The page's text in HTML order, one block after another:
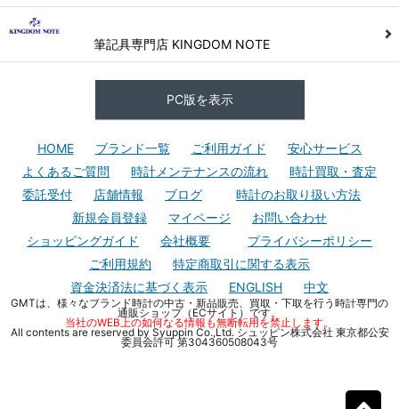
筆記具専門店 KINGDOM NOTE
PC版を表示
HOME ブランド一覧 ご利用ガイド
安心サービス
よくあるご質問
時計メンテナンスの流れ
時計買取・査定
委託受付
店舗情報 ブログ
時計のお取り扱い方法
新規会員登録
マイページ
お問い合わせ
ショッピングガイド
会社概要
プライバシーポリシー
ご利用規約
特定商取引に関する表示
資金決済法に基づく表示
ENGLISH 中文
GMTは、様々なブランド時計の中古・新品販売、買取・下取を行う時計専門の
通販ショップ（ECサイト）です。
当社のWEB上の如何なる情報も無断転用を禁止します。
All contents are reserved by Syuppin Co.,Ltd. シュッピン株式会社 東京都公安
委員会許可 第304360508043号